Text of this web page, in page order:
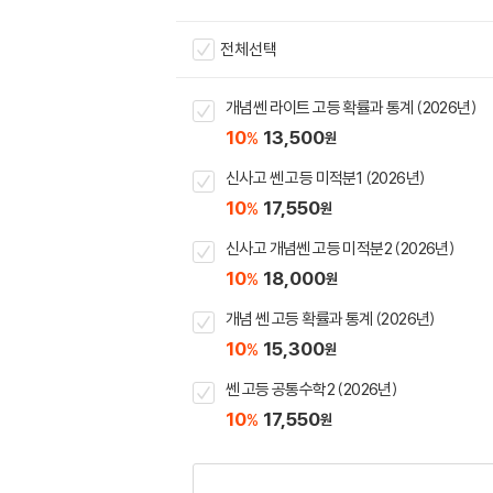
전체선택
개념쎈 라이트 고등 확률과 통계 (2026년)
10% 13,500원
신사고 쎈 고등 미적분1 (2026년)
10% 17,550원
신사고 개념쎈 고등 미적분2 (2026년)
10% 18,000원
개념 쎈 고등 확률과 통계 (2026년)
10% 15,300원
쎈 고등 공통수학2 (2026년)
10% 17,550원